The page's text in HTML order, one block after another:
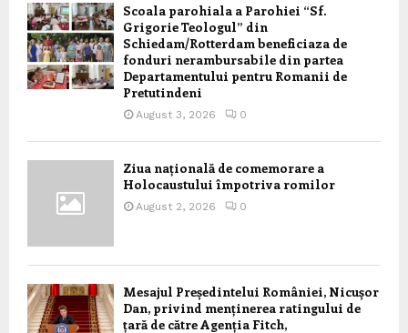
Scoala parohiala a Parohiei “Sf.
Grigorie Teologul” din
Schiedam/Rotterdam beneficiaza de
fonduri nerambursabile din partea
Departamentului pentru Romanii de
Pretutindeni
August 3, 2026 0
Ziua națională de comemorare a
Holocaustului împotriva romilor
August 2, 2026 0
Mesajul Președintelui României, Nicușor
Dan, privind menținerea ratingului de
țară de către Agenția Fitch,